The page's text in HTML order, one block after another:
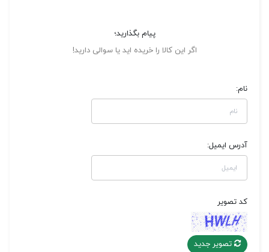
پیام بگذارید؛
اگر این کالا را خریده اید یا سوالی دارید!
نام:
آدرس ایمیل:
کد تصویر
تصویر جدید